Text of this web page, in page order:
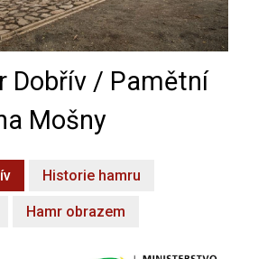
Dobřív / Pamětní
Mošny
Historie hamru
Hamr obrazem